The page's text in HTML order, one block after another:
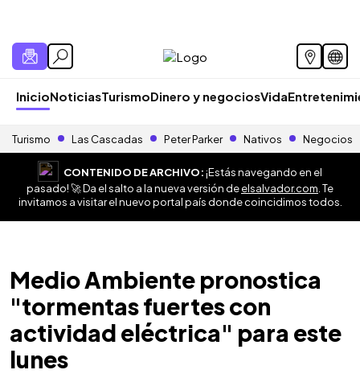
InicioNoticiasTurismoDinero y negociosVida
Turismo Las Cascadas Peter Parker Nativos Negocios
CONTENIDO DE ARCHIVO:¡Estás navegando en el
pasado! 🚀 Da el salto a la nueva versión deelsalvador.com . Te
invitamos a visitar el nuevo portal país donde coincidimos todos.
Medio Ambiente pronostica
"tormentas fuertes con
actividad eléctrica" para este
lunes